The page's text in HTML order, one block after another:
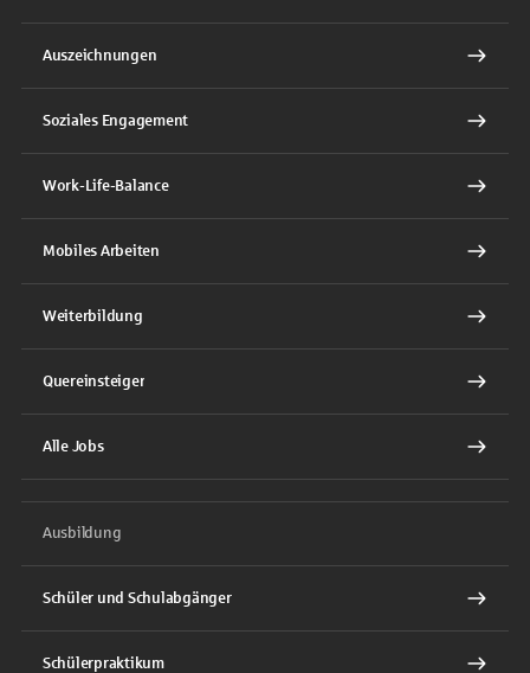
Auszeichnungen
Soziales Engagement
Work-Life-Balance
Mobiles Arbeiten
Weiterbildung
Quereinsteiger
Alle Jobs
Ausbildung
Schüler und Schulabgänger
Schülerpraktikum